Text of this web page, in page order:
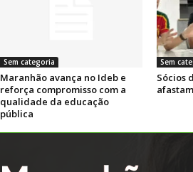
Sem categoria
Maranhão avança no Ideb e
reforça compromisso com a
qualidade da educação
pública
Sem
Sócios